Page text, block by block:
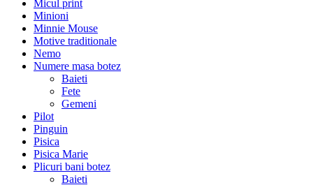
Micul print
Minioni
Minnie Mouse
Motive traditionale
Nemo
Numere masa botez
Baieti
Fete
Gemeni
Pilot
Pinguin
Pisica
Pisica Marie
Plicuri bani botez
Baieti